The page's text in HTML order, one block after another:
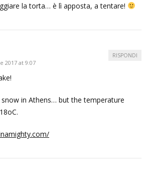
la torta… è lì apposta, a tentare!
2017 at 9:07
in Athens… but the temperature
RISPONDI